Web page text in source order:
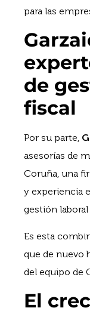
para las
de
fiscal
Por su parte,
asesorías de
Coruña, una
y experiencia
gestión
Es esta
que de nuevo
del equipo de
El